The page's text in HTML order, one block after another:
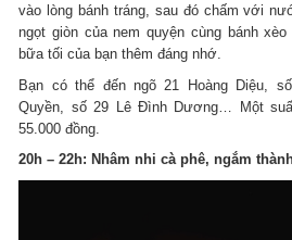
vào lòng bánh tráng, sau đó chấm với
ngọt giòn của nem quyện cùng bánh
bữa tối của bạn thêm đáng nhớ.
Bạn có thể đến ngõ 21 Hoàng Diệu,
Quyền, số 29 Lê Đình Dương… Một
55.000 đồng.
20h – 22h: Nhâm nhi cà phê, ngắm